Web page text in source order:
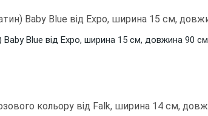
Blue від Expo, ширина 15 см, довжина 90 см